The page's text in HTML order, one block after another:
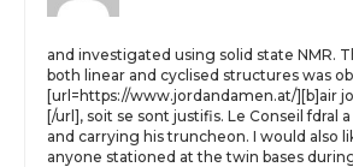
and investigated using solid state NMR.
both linear and cyclised structures was
[url=https://www.jordandamen.at/][b]air
[/url], soit se sont justifis. Le Conseil fdral
and carrying his truncheon. I would also
anyone stationed at the twin bases